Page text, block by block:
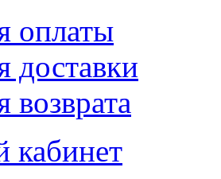
оплаты
доставки
возврата